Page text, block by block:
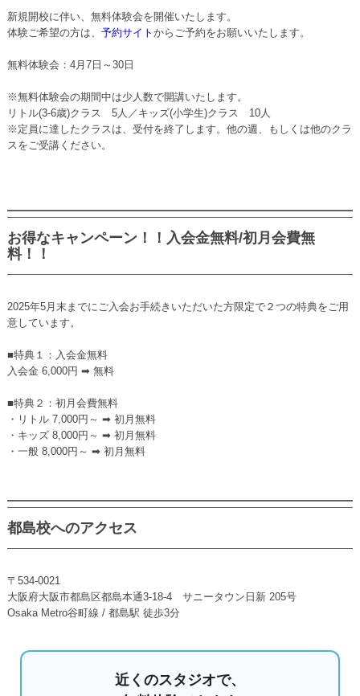
新規開校に伴い、無料体験会を開催いたします。
体験ご希望の方は、 予約サイト からご予約をお願いいたします。
無料体験会： 4月7日～30日
※無料体験会の期間中は少人数で開講いたします。
リトル(3-6歳)クラス 5人／キッズ(小学生)クラス 10人
※定員に達したクラスは、受付を終了します。他の週、もしくは他のクラ
スをご受講ください。
お得なキャンペーン！！入会金無料/初月会費無
料！！
2025年5月末までにご入会お手続きいただいた方限定で２つの特典をご用
意しています。
■特典１：入会金無料
入会金 6,000円 ➡ 無料
■特典２：初月会費無料
・リトル 7,000円～ ➡ 初月無料
・キッズ 8,000円～ ➡ 初月無料
・一般 8,000円～ ➡ 初月無料
都島校へのアクセス
〒534-0021
大阪府大阪市都島区都島本通3-18-4 サニータウン日新 205号
Osaka Metro谷町線 / 都島駅 徒歩3分
近くのスタジオで、